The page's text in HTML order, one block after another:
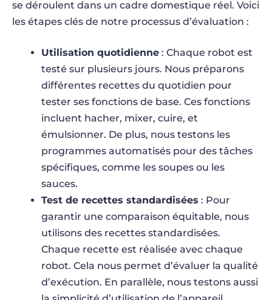
se déroulent dans un cadre domestique réel. Voici
les étapes clés de notre processus d’évaluation :
Utilisation quotidienne : Chaque robot est
testé sur plusieurs jours. Nous préparons
différentes recettes du quotidien pour
tester ses fonctions de base. Ces fonctions
incluent hacher, mixer, cuire, et
émulsionner. De plus, nous testons les
programmes automatisés pour des tâches
spécifiques, comme les soupes ou les
sauces.
Test de recettes standardisées : Pour
garantir une comparaison équitable, nous
utilisons des recettes standardisées.
Chaque recette est réalisée avec chaque
robot. Cela nous permet d’évaluer la qualité
d’exécution. En parallèle, nous testons aussi